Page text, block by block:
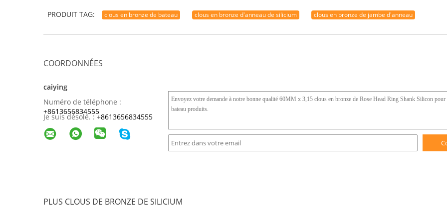
PRODUIT TAG: clous en bronze de bateau clous en bronze d'anneau de silicium clous en bronze de jambe d'anneau
COORDONNÉES
caiying
Numéro de téléphone :
+8613656834555
Je suis désolé. :+8613656834555
PLUS CLOUS DE BRONZE DE SILICIUM